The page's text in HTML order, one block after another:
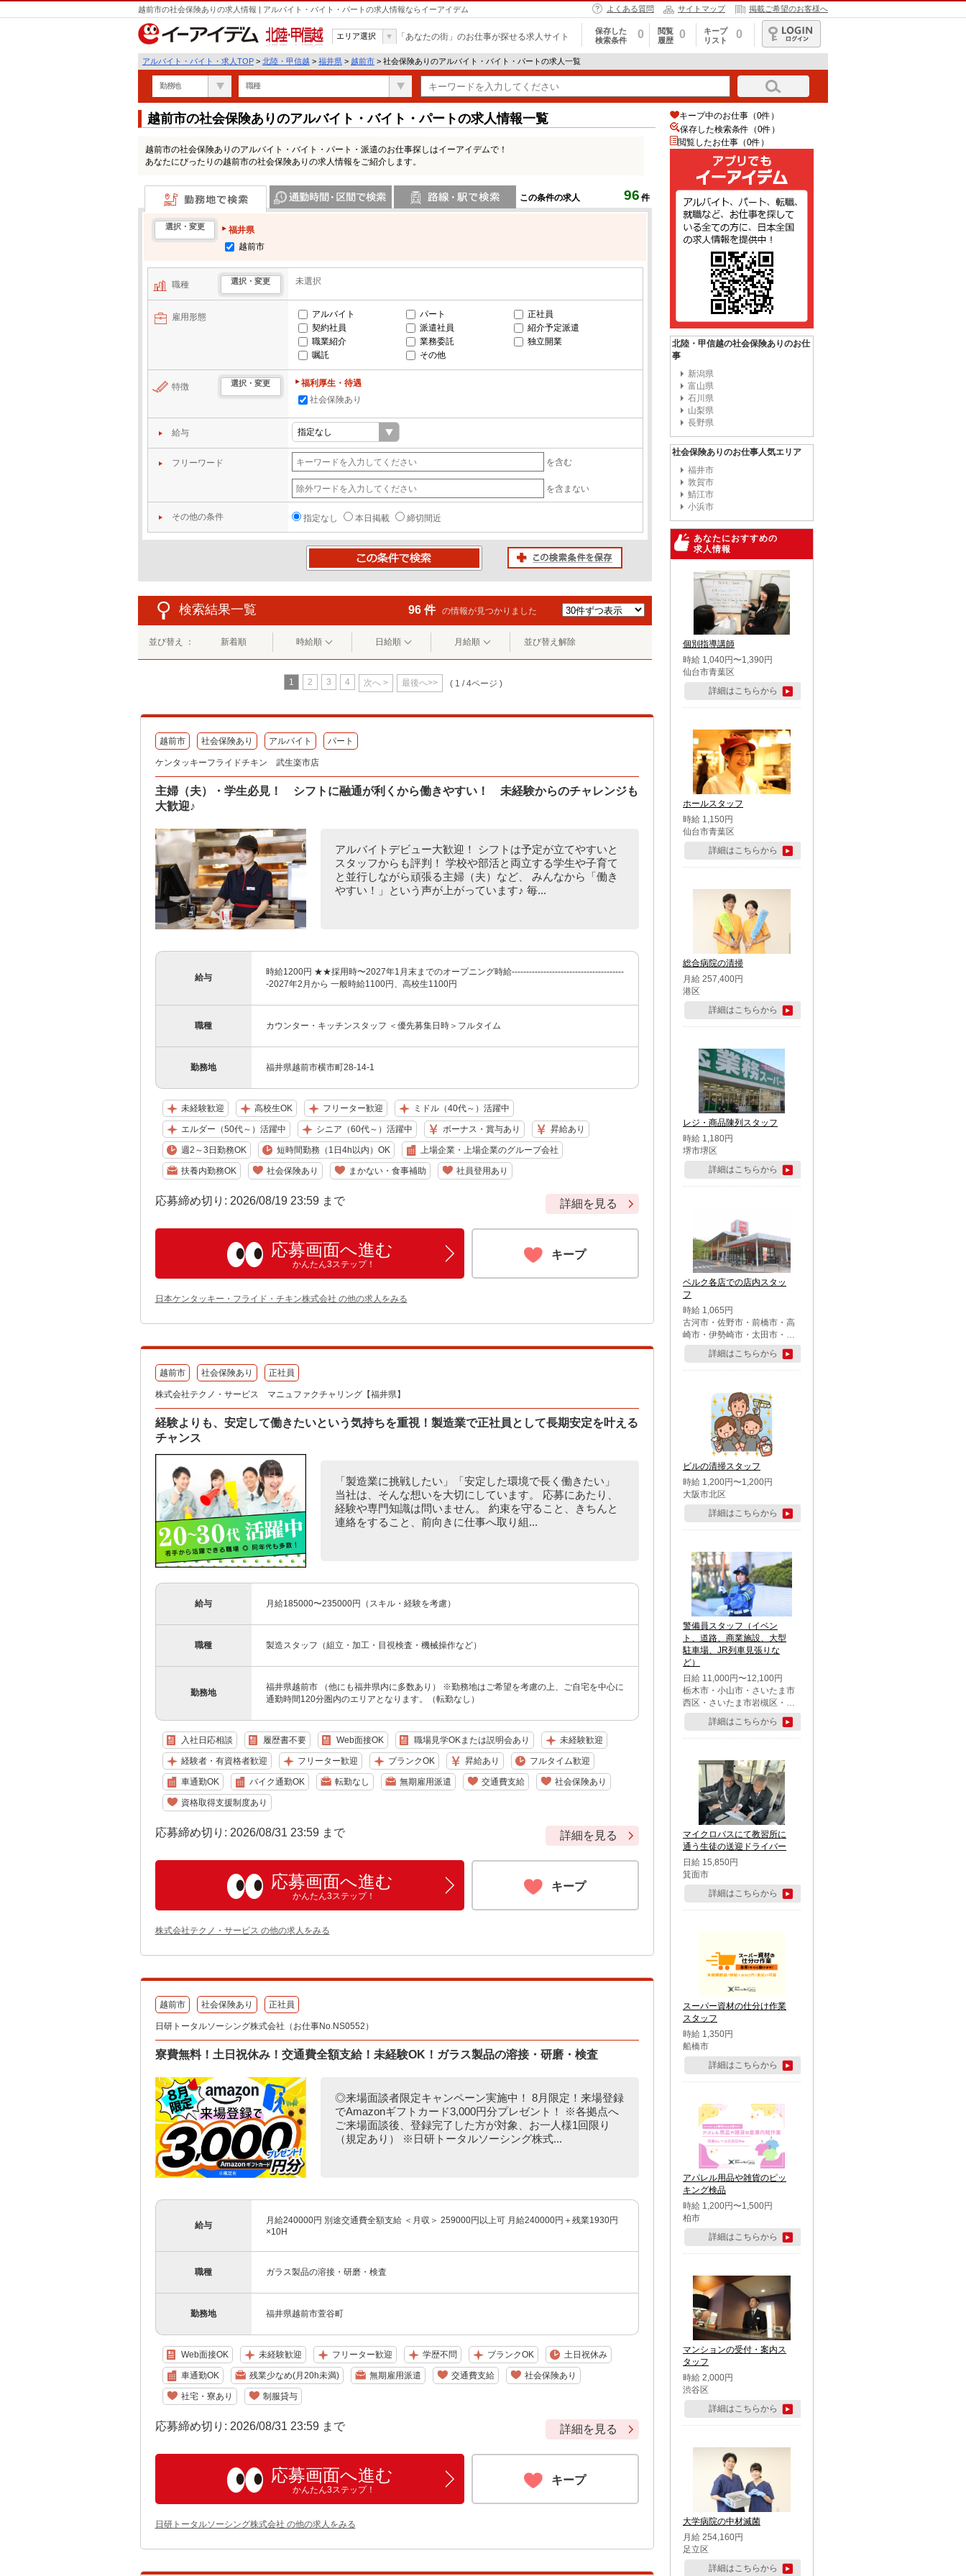
越前市の社会保険ありの求人情報 | アルバイト・バイト・パートの求人情報ならイーアイデム よくある質問 サイトマップ 掲載ご希望のお客様へ
北陸・甲信越
エリア選択 「あなたの街」のお仕事が探せる求人サイト
保存した
検索条件
0
閲覧
履歴
0
キープ
リスト
0
ログイン
アルバイト・バイト・求人TOP > 北陸・甲信越 > 福井県 > 越前市 > 社会保険ありのアルバイト・バイト・パートの求人一覧
勤務地 職種
越前市の社会保険ありのアルバイト・バイト・パートの求人情報一覧
越前市の社会保険ありのアルバイト・バイト・パート・派遣のお仕事探しはイーアイデムで！
あなたにぴったりの越前市の社会保険ありの求人情報をご紹介します。
この条件の求人 96 件
勤務地で検索
選択・変更
福井県
越前市
職種 選択・変更 未選択
雇用形態 アルバイト パート
正社員
契約社員
派遣社員
紹介予定派遣
職業紹介
業務委託
独立開業
嘱託
その他
特徴 選択・変更
福利厚生・待遇
社会保険あり
給与
フリーワード を含む
を含まない
その他の条件 指定なし 本日掲載 締切間近
検索結果一覧 96 件 の情報が見つかりました
並び替え ： 新着順 時給順 日給順 月給順 並び替え解除
1 2 3 4 次へ > 最後へ>> ( 1 / 4ページ )
越前市 社会保険あり アルバイト パート
ケンタッキーフライドチキン 武生楽市店
主婦（夫）・学生必見！ シフトに融通が利くから働きやすい！ 未経験からのチャレンジも
大歓迎♪
アルバイトデビュー大歓迎！ シフトは予定が立てやすいと
スタッフからも評判！ 学校や部活と両立する学生や子育て
と並行しながら頑張る主婦（夫）など、 みんなから「働き
やすい！」という声が上がっています♪ 毎...
給与
時給1200円 ★★採用時〜2027年1月末までのオープニング時給---------------------------------------
-2027年2月から 一般時給1100円、高校生1100円
職種 カウンター・キッチンスタッフ ＜優先募集日時＞フルタイム
勤務地 福井県越前市横市町28-14-1
未経験歓迎 高校生OK フリーター歓迎 ミドル（40代～）活躍中
エルダー（50代～）活躍中 シニア（60代～）活躍中 ボーナス・賞与あり 昇給あり
週2～3日勤務OK 短時間勤務（1日4h以内）OK 上場企業・上場企業のグループ会社
扶養内勤務OK 社会保険あり まかない・食事補助 社員登用あり
応募締め切り: 2026/08/19 23:59 まで 詳細を見る
応募画面へ進む
かんたん3ステップ！
キープ
日本ケンタッキー・フライド・チキン株式会社 の他の求人をみる
越前市 社会保険あり 正社員
株式会社テクノ・サービス マニュファクチャリング【福井県】
経験よりも、安定して働きたいという気持ちを重視！製造業で正社員として長期安定を叶える
チャンス
「製造業に挑戦したい」「安定した環境で長く働きたい」
当社は、そんな想いを大切にしています。 応募にあたり、
経験や専門知識は問いません。 約束を守ること、きちんと
連絡をすること、前向きに仕事へ取り組...
給与 月給185000〜235000円（スキル・経験を考慮）
職種 製造スタッフ（組立・加工・目視検査・機械操作など）
勤務地
福井県越前市 （他にも福井県内に多数あり） ※勤務地はご希望を考慮の上、ご自宅を中心に
通勤時間120分圏内のエリアとなります。（転勤なし）
入社日応相談 履歴書不要 Web面接OK 職場見学OKまたは説明会あり 未経験歓迎
経験者・有資格者歓迎 フリーター歓迎 ブランクOK 昇給あり フルタイム歓迎
車通勤OK バイク通勤OK 転勤なし 無期雇用派遣 交通費支給 社会保険あり
資格取得支援制度あり
応募締め切り: 2026/08/31 23:59 まで 詳細を見る
応募画面へ進む
かんたん3ステップ！
キープ
株式会社テクノ・サービス の他の求人をみる
越前市 社会保険あり 正社員
日研トータルソーシング株式会社（お仕事No.NS0552）
寮費無料！土日祝休み！交通費全額支給！未経験OK！ガラス製品の溶接・研磨・検査
◎来場面談者限定キャンペーン実施中！ 8月限定！来場登録
でAmazonギフトカード3,000円分プレゼント！ ※各拠点へ
ご来場面談後、登録完了した方が対象、お一人様1回限り
（規定あり） ※日研トータルソーシング株式...
給与
月給240000円 別途交通費全額支給 ＜月収＞ 259000円以上可 月給240000円＋残業1930円
×10H
職種 ガラス製品の溶接・研磨・検査
勤務地 福井県越前市萱谷町
Web面接OK 未経験歓迎 フリーター歓迎 学歴不問 ブランクOK 土日祝休み
車通勤OK 残業少なめ(月20h未満) 無期雇用派遣 交通費支給 社会保険あり
社宅・寮あり 制服貸与
応募締め切り: 2026/08/31 23:59 まで 詳細を見る
応募画面へ進む
かんたん3ステップ！
キープ
日研トータルソーシング株式会社 の他の求人をみる
キープ中のお仕事（0件）
保存した検索条件（0件）
閲覧したお仕事（0件）
北陸・甲信越の社会保険ありのお仕
事
新潟県
富山県
石川県
山梨県
長野県
社会保険ありのお仕事人気エリア
福井市
敦賀市
鯖江市
小浜市
あなたにおすすめの
求人情報
個別指導講師
時給 1,040円〜1,390円
仙台市青葉区
詳細はこちらから
ホールスタッフ
時給 1,150円
仙台市青葉区
詳細はこちらから
総合病院の清掃
月給 257,400円
港区
詳細はこちらから
レジ・商品陳列スタッフ
時給 1,180円
堺市堺区
詳細はこちらから
ベルク各店での店内スタッ
フ
時給 1,065円
古河市・佐野市・前橋市・高
崎市・伊勢崎市・太田市・館
林市・藤岡市・大泉町・さい
たま市北区・川越市・熊谷
市・行田市・秩父市・所沢
市・鶴ケ島市・千葉市中央
区・市川市・松戸市・習志野
市・柏市・流山市・八千代
市・足立区・江戸川区・八王
子市・町田市
詳細はこちらから
ビルの清掃スタッフ
時給 1,200円〜1,200円
大阪市北区
詳細はこちらから
警備員スタッフ（イベン
ト、道路、商業施設、大型
駐車場、JR列車見張りな
ど）
日給 11,000円〜12,100円
栃木市・小山市・さいたま市
西区・さいたま市岩槻区・久
喜市・蓮田市
詳細はこちらから
マイクロバスにて教習所に
通う生徒の送迎ドライバー
日給 15,850円
箕面市
詳細はこちらから
スーパー資材の仕分け作業
スタッフ
時給 1,350円
船橋市
詳細はこちらから
アパレル用品や雑貨のピッ
キング検品
時給 1,200円〜1,500円
柏市
詳細はこちらから
マンションの受付・案内ス
タッフ
時給 2,000円
渋谷区
詳細はこちらから
大学病院の中材滅菌
月給 254,160円
足立区
詳細はこちらから